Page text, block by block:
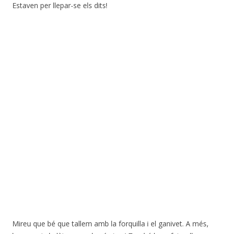
Estaven per llepar-se els dits!
Mireu que bé que tallem amb la forquilla i el ganivet. A més,